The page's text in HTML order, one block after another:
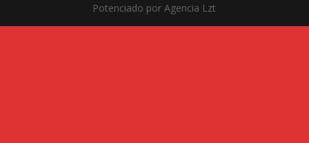
Potenciado por Agencia Lzt